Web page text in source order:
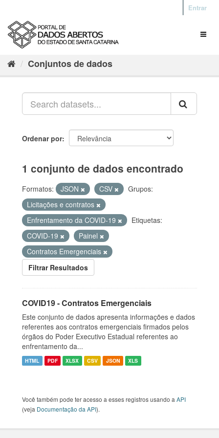
Entrar
Conjuntos de dados
Ordenar por
1 conjunto de dados encontrado
Formatos: JSON CSV
Grupos:
Licitações e contratos
Enfrentamento da COVID-19
Etiquetas:
COVID-19
Painel
Contratos Emergenciais
Filtrar Resultados
COVID19 - Contratos Emergenciais
Este conjunto de dados apresenta informações e dados
referentes aos contratos emergenciais firmados pelos
órgãos do Poder Executivo Estadual referentes ao
enfrentamento da...
HTML PDF XLSX CSV JSON XLS
Você também pode ter acesso a esses registros usando a API
(veja Documentação da API).